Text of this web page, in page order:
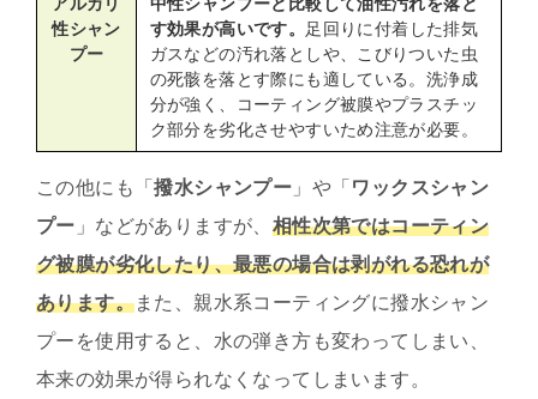
アルカリ
性シャン
プー
中性シャンプーと比較して油性汚れを落と
す効果が高いです。 足回りに付着した排気
ガスなどの汚れ落としや、こびりついた虫
の死骸を落とす際にも適している。洗浄成
分が強く、コーティング被膜やプラスチッ
ク部分を劣化させやすいため注意が必要。
この他にも「撥水シャンプー 」や「 ワックスシャン
プー 」などがありますが、 相性次第ではコーティン
グ被膜が劣化したり、最悪の場合は剥がれる恐れが
あります。また、親水系コーティングに撥水シャン
プーを使用すると、水の弾き方も変わってしまい、
本来の効果が得られなくなってしまいます。